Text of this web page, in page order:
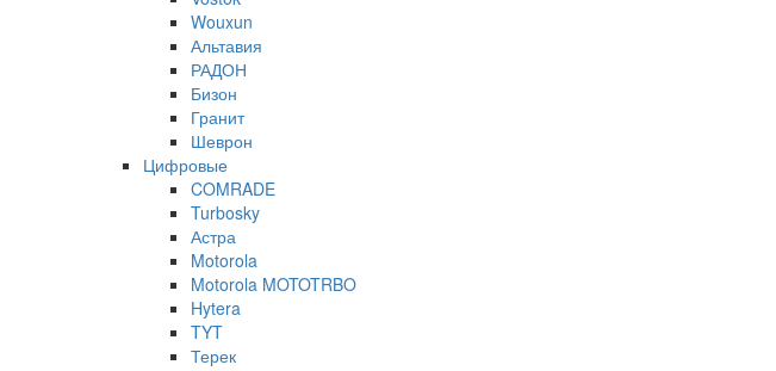
Wouxun
Альтавия
РАДОН
Бизон
Гранит
Шеврон
Цифровые
COMRADE
Turbosky
Астра
Motorola
Motorola MOTOTRBO
Hytera
TYT
Терек